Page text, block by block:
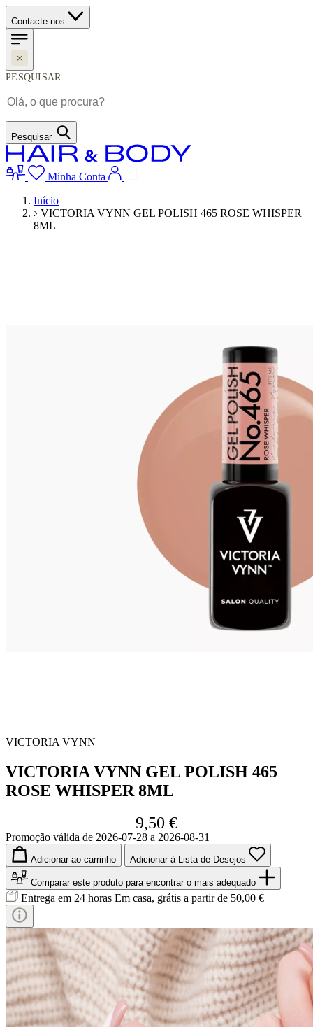
Contacte-nos
PESQUISAR
Pesquisar
Minha Conta
Início
VICTORIA VYNN GEL POLISH 465 ROSE WHISPER
8ML
VICTORIA VYNN
VICTORIA VYNN GEL POLISH 465
ROSE WHISPER 8ML
9,50 €
Promoção válida de 2026-07-28 a 2026-08-31
Adicionar ao carrinho Adicionar à Lista de Desejos
Comparar este produto para encontrar o mais adequado
Entrega em 24 horas Em casa, grátis a partir de 50,00 €